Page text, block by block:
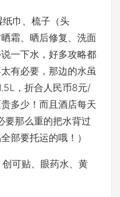
巾、梳子（头
霜、晒后修复、洗面
一下水，好多攻略都
有必要，那边的水虽
，折合人民币8元/
多少！而且酒店每天
要那么重的把水背过
部要托运的哦！）
可贴、眼药水、黄